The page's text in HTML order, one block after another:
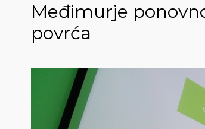
Međimurje
povrća